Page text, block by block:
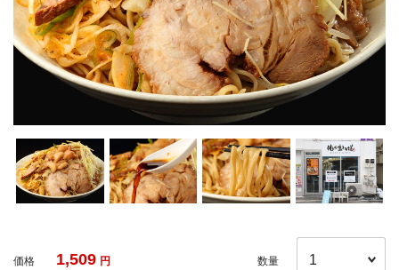
価格 1,509 円 数量